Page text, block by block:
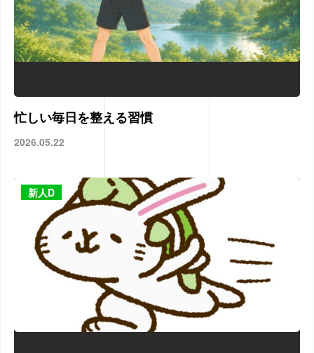
忙しい毎日を整える習慣
2026.05.22
新人D